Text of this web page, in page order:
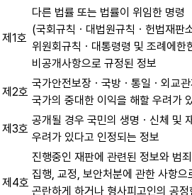
제1호
다른 법률 또는 법률이 위임한 명령
(국회규칙ㆍ대법원규칙ㆍ헌법재판
위원회규칙ㆍ대통령령 및 조례에한
비공개사항으로 규정된 정보
제2호
국가안전보장ㆍ국방ㆍ통일ㆍ외교
국가의 중대한 이익을 해할 우려가
제3호
공개될 경우 국민의 생명ㆍ신체 및
우려가 있다고 인정되는 정보
제4호
진행중인 재판에 관련된 정보와 범
집행, 교정, 보안처분에 관한 사항
곤란하게 하거나 형사피고인의 공